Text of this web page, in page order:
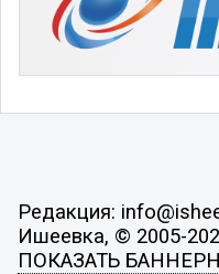
Редакция:
Ишеевка, © 2005-
ПОКАЗАТЬ